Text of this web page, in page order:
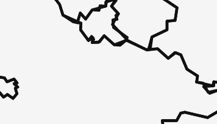
in 30 Sekunden zu einem